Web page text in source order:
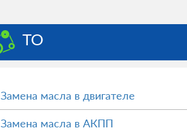
ТО
Замена масла в двигателе
Замена масла в АКПП